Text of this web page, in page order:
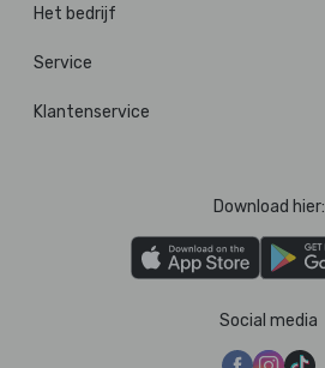
Het bedrijf
Service
Klantenservice
Download hier:
Social media